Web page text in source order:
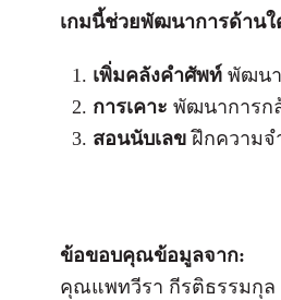
เกมนี้ช่วยพัฒนาการด้านใ
เพิ่มคลังคำศัพท์ พัฒนา
การเคาะ พัฒนาการก
สอนนับเลข ฝึกความจ
ข้อขอบคุณข้อมูลจาก:
คุณแพทวีรา กีรติธรรมกุล